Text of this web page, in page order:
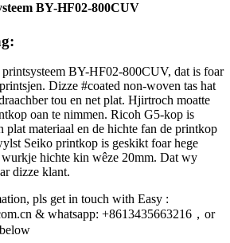
BY-HF02-800CUV
BY-HF02-800CUV, dat is foar
Dizze #coated non-woven tas hat
tou en net plat. Hjirtroch moatte
oan te nimmen. Ricoh G5-kop is
plat materiaal en de hichte fan de printkop
Seiko printkop is geskikt foar hege
hichte kin wêze 20mm. Dat wy
dizze klant.
pls get in touch with Easy :
& whatsapp: +8613435663216，or